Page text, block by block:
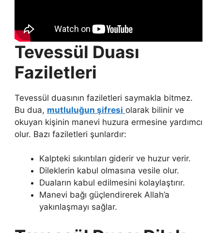
Tevessül Duası
Faziletleri
Tevessül duasının faziletleri saymakla bitmez.
Bu dua, mutluluğun şifresi olarak bilinir ve
okuyan kişinin manevi huzura ermesine yardımcı
olur. Bazı faziletleri şunlardır:
Kalpteki sıkıntıları giderir ve huzur verir.
Dileklerin kabul olmasına vesile olur.
Duaların kabul edilmesini kolaylaştırır.
Manevi bağı güçlendirerek Allah’a
yakınlaşmayı sağlar.